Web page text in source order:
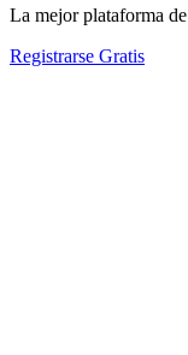
La mejor plataforma
Registrarse Gratis